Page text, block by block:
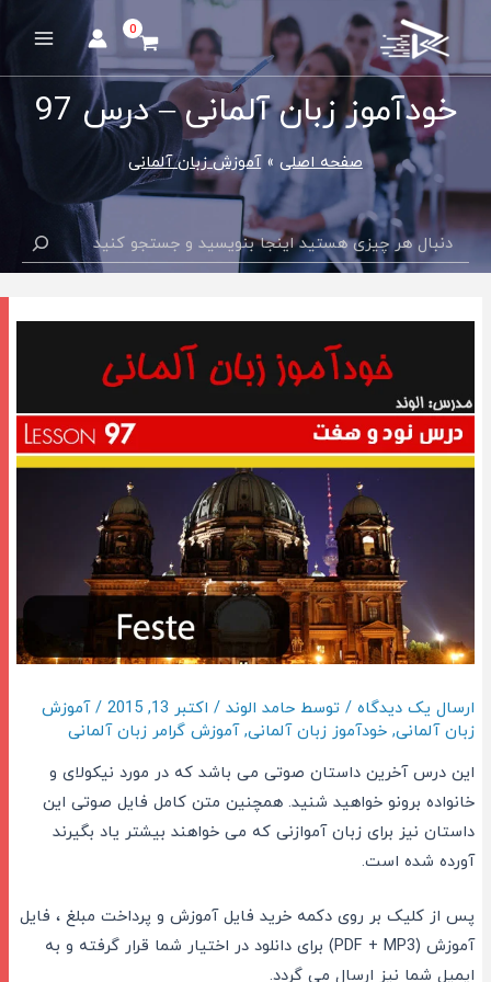
Menu
خودآموز زبان آلمانی – درس 97
صفحه اصلی آموزش زبان آلمانی
جستجو
ارسال یک دیدگاه / توسط حامد الوند / اکتبر 13, 2015 /آموزش
زبان آلمانی, خودآموز زبان آلمانی,آموزش گرامر زبان آلمانی
این درس آخرین داستان صوتی می باشد که در مورد نیکولای و
خانواده برونو خواهید شنید. همچنین متن کامل فایل صوتی این
داستان نیز برای زبان آموازنی که می خواهند بیشتر یاد بگیرند
آورده شده است.
پس از کلیک بر روی دکمه خرید فایل آموزش و پرداخت مبلغ ، فایل
آموزش (PDF + MP3) برای دانلود در اختیار شما قرار گرفته و به
ایمیل شما نیز ارسال می گردد.